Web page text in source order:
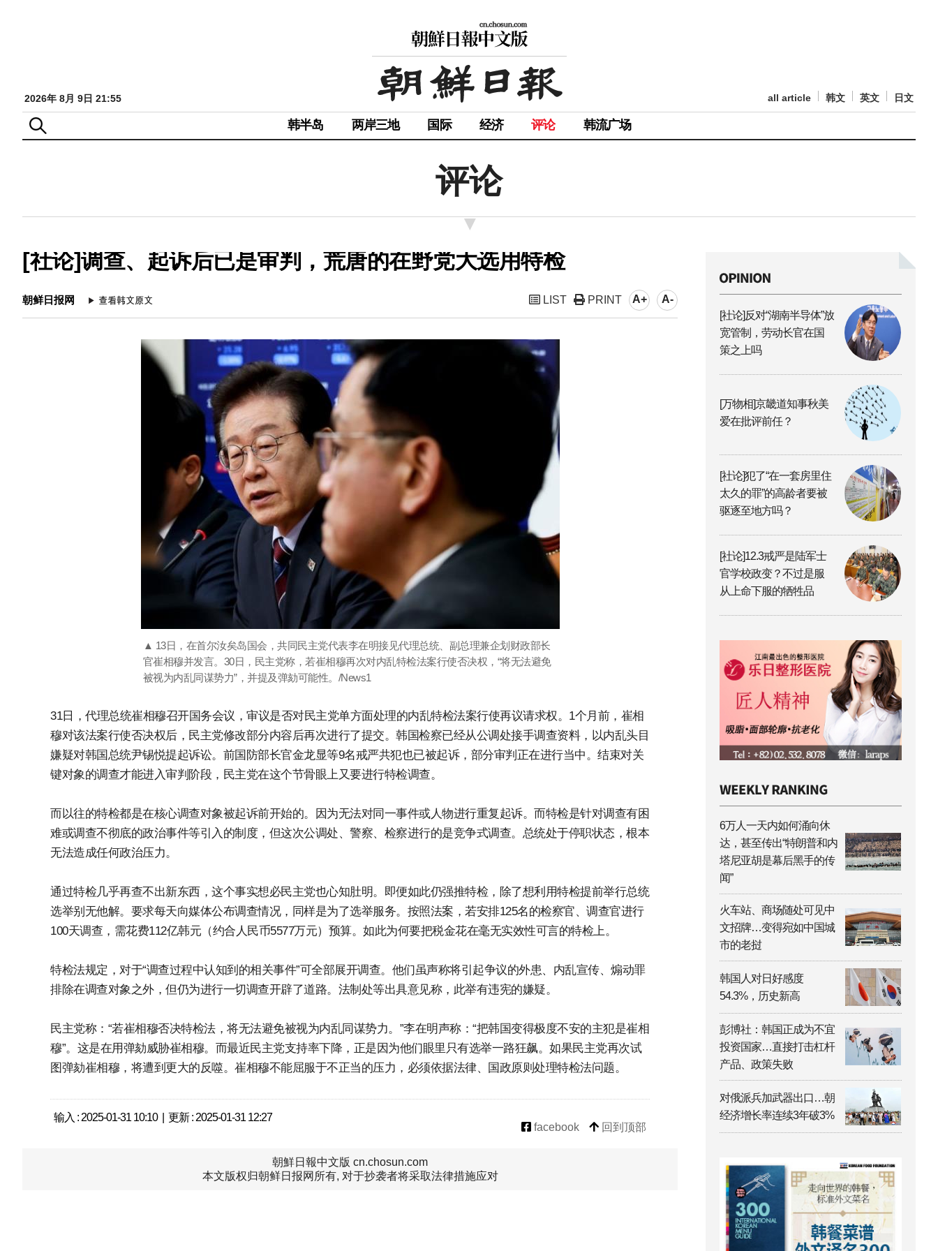
2026年 8月 9日 21:55 all article 韩文 英文 日文
韩半岛 两岸三地 国际 经济 评论 韩流广场
评论
[社论]调查、起诉后已是审判，荒唐的在野党大选用特检
朝鲜日报网 LIST PRINT A+ A-
▲ 13日，在首尔汝矣岛国会，共同民主党代表李在明接见代理总统、副总理兼企划财政部长
官崔相穆并发言。30日，民主党称，若崔相穆再次对内乱特检法案行使否决权，“将无法避免
被视为内乱同谋势力”，并提及弹劾可能性。/News1
31日，代理总统崔相穆召开国务会议，审议是否对民主党单方面处理的内乱特检法案行使再议请求权。1个月前，崔相
穆对该法案行使否决权后，民主党修改部分内容后再次进行了提交。韩国检察已经从公调处接手调查资料，以内乱头目
嫌疑对韩国总统尹锡悦提起诉讼。前国防部长官金龙显等9名戒严共犯也已被起诉，部分审判正在进行当中。结束对关
键对象的调查才能进入审判阶段，民主党在这个节骨眼上又要进行特检调查。
而以往的特检都是在核心调查对象被起诉前开始的。因为无法对同一事件或人物进行重复起诉。而特检是针对调查有困
难或调查不彻底的政治事件等引入的制度，但这次公调处、警察、检察进行的是竞争式调查。总统处于停职状态，根本
无法造成任何政治压力。
通过特检几乎再查不出新东西，这个事实想必民主党也心知肚明。即便如此仍强推特检，除了想利用特检提前举行总统
选举别无他解。要求每天向媒体公布调查情况，同样是为了选举服务。按照法案，若安排125名的检察官、调查官进行
100天调查，需花费112亿韩元（约合人民币5577万元）预算。如此为何要把税金花在毫无实效性可言的特检上。
特检法规定，对于“调查过程中认知到的相关事件”可全部展开调查。他们虽声称将引起争议的外患、内乱宣传、煽动罪
排除在调查对象之外，但仍为进行一切调查开辟了道路。法制处等出具意见称，此举有违宪的嫌疑。
民主党称：“若崔相穆否决特检法，将无法避免被视为内乱同谋势力。”李在明声称：“把韩国变得极度不安的主犯是崔相
穆”。这是在用弹劾威胁崔相穆。而最近民主党支持率下降，正是因为他们眼里只有选举一路狂飙。如果民主党再次试
图弹劾崔相穆，将遭到更大的反噬。崔相穆不能屈服于不正当的压力，必须依据法律、国政原则处理特检法问题。
输入 : 2025-01-31 10:10 | 更新 : 2025-01-31 12:27
facebook
回到顶部
朝鮮日報中文版 cn.chosun.com
本文版权归朝鲜日报网所有, 对于抄袭者将采取法律措施应对
[社论]反对“湖南半导体”放
宽管制，劳动长官在国
策之上吗
[万物相]京畿道知事秋美
爱在批评前任？
[社论]犯了“在一套房里住
太久的罪”的高龄者要被
驱逐至地方吗？
[社论]12.3戒严是陆军士
官学校政变？不过是服
从上命下服的牺牲品
6万人一天内如何涌向休
达，甚至传出“特朗普和内
塔尼亚胡是幕后黑手的传
闻”
火车站、商场随处可见中
文招牌…变得宛如中国城
市的老挝
韩国人对日好感度
54.3%，历史新高
彭博社：韩国正成为不宜
投资国家…直接打击杠杆
产品、政策失败
对俄派兵加武器出口…朝
经济增长率连续3年破3%